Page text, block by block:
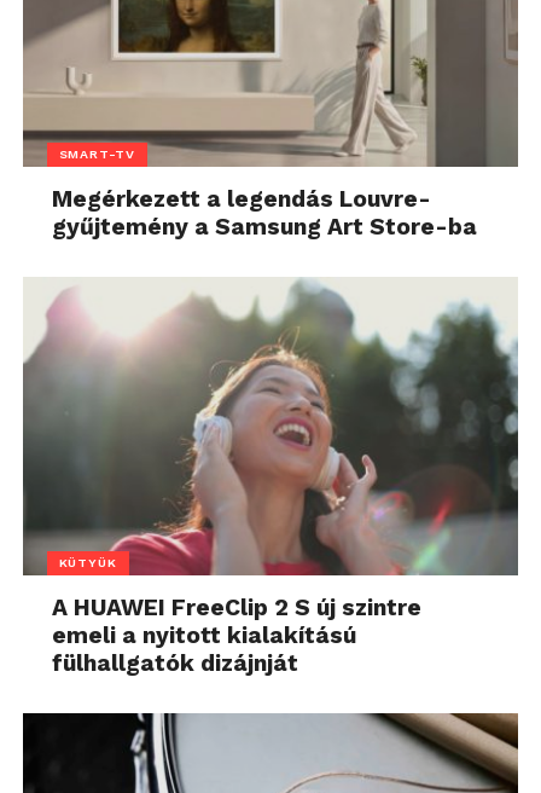
SMART-TV
Megérkezett a legendás Louvre-
gyűjtemény a Samsung Art Store-ba
KÜTYÜK
A HUAWEI FreeClip 2 S új szintre
emeli a nyitott kialakítású
fülhallgatók dizájnját